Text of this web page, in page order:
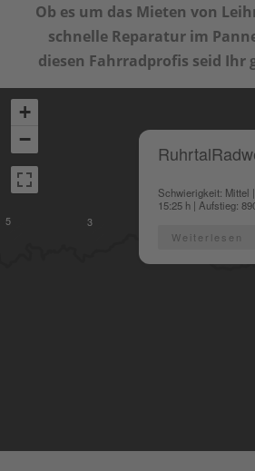
Ob es um das Mieten von
schnelle Reparatur im
diesen Fahrradprofis seid Ihr
3
5
Schwierigkeit: Mittel
15:25 h | Aufstieg:
Weiterlesen
+
−